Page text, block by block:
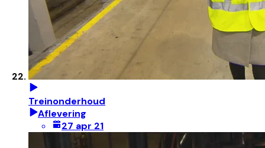
Treinonderhoud
Aflevering
27 apr 21